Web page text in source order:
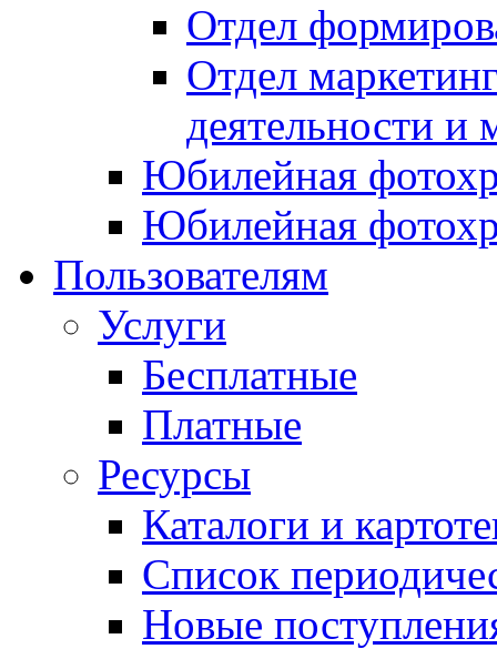
Отдел
Отдел
деятельности и
Юбилейная
Юбилейная
Пользователям
Услуги
Бесплатные
Платные
Ресурсы
Каталоги и
Список
Новые